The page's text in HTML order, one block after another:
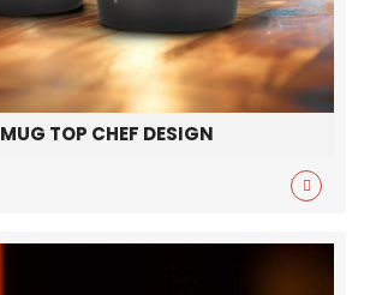
MUG TOP CHEF DESIGN